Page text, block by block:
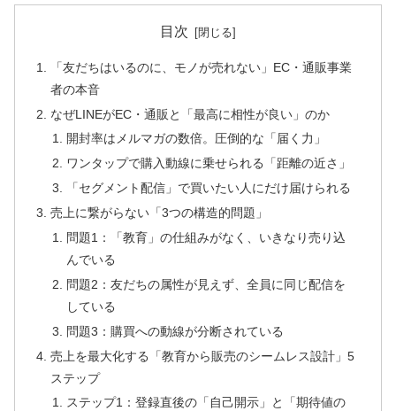
目次
「友だちはいるのに、モノが売れない」EC・通販事業
者の本音
なぜLINEがEC・通販と「最高に相性が良い」のか
開封率はメルマガの数倍。圧倒的な「届く力」
ワンタップで購入動線に乗せられる「距離の近さ」
「セグメント配信」で買いたい人にだけ届けられる
売上に繋がらない「3つの構造的問題」
問題1：「教育」の仕組みがなく、いきなり売り込
んでいる
問題2：友だちの属性が見えず、全員に同じ配信を
している
問題3：購買への動線が分断されている
売上を最大化する「教育から販売のシームレス設計」5
ステップ
ステップ1：登録直後の「自己開示」と「期待値の